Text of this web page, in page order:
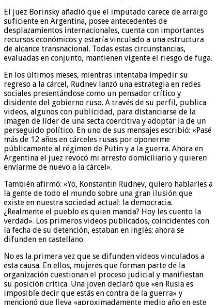
El juez Borinsky añadió que el imputado carece de arraigo
suficiente en Argentina, posee antecedentes de
desplazamientos internacionales, cuenta con importantes
recursos económicos y estaría vinculado a una estructura
de alcance transnacional. Todas estas circunstancias,
evaluadas en conjunto, mantienen vigente el riesgo de fuga.
En los últimos meses, mientras intentaba impedir su
regreso a la cárcel, Rudnev lanzó una estrategia en redes
sociales presentándose como un pensador crítico y
disidente del gobierno ruso. A través de su perfil, publica
videos, algunos con publicidad, para distanciarse de la
imagen de líder de una secta coercitiva y adoptar la de un
perseguido político. En uno de sus mensajes escribió: «Pasé
más de 12 años en cárceles rusas por oponerme
públicamente al régimen de Putin y a la guerra. Ahora en
Argentina el juez revocó mi arresto domiciliario y quieren
enviarme de nuevo a la cárcel».
También afirmó: «Yo, Konstantin Rudnev, quiero hablarles a
la gente de todo el mundo sobre una gran ilusión que
existe en nuestra sociedad actual: la democracia.
¿Realmente el pueblo es quien manda? Hoy les cuento la
verdad». Los primeros videos publicados, coincidentes con
la fecha de su detención, estaban en inglés; ahora se
difunden en castellano.
No es la primera vez que se difunden videos vinculados a
esta causa. En ellos, mujeres que forman parte de la
organización cuestionan el proceso judicial y manifiestan
su posición crítica. Una joven declaró que «en Rusia es
imposible decir que estás en contra de la guerra» y
mencionó que lleva «aproximadamente medio año en este